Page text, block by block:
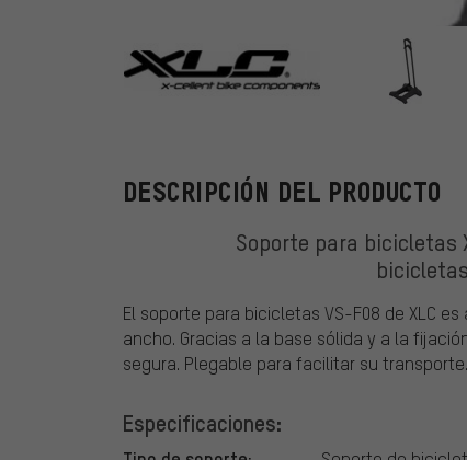
XLC
DESCRIPCIÓN DEL PRODUCTO
Soporte para bicicletas
El soporte para bicicletas VS-F08 de XLC
ancho. Gracias a la base sólida y a la
segura. Plegable para facilitar su transporte.
Especificaciones: